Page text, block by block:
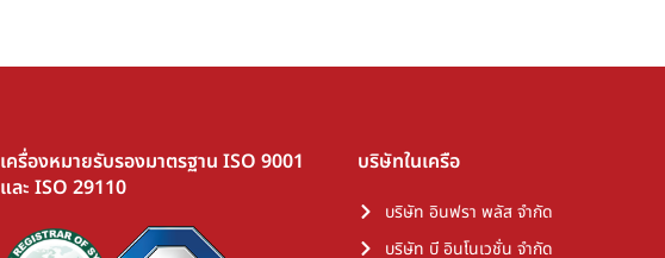
เครื่องหมายรับรองมาตรฐาน ISO 9001
และ ISO 29110
บริษัทในเครือ
บริษัท อินฟรา พลัส จำกัด
บริษัท บี อินโนเวชั่น จำกัด